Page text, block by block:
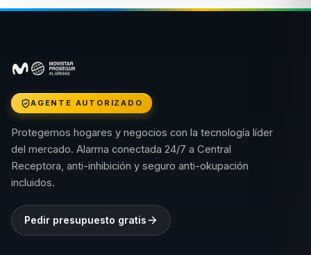
AGENTE AUTORIZADO
Protegemos hogares y negocios con la tecnología líder
del mercado. Alarma conectada 24/7 a Central
Receptora, anti-inhibición y seguro anti-okupación
incluidos.
Pedir presupuesto gratis